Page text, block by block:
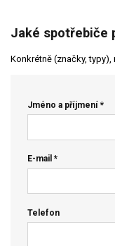
Jaké spotřebiče
Konkrétně (značky,
Jméno a příjmení *
E-mail *
Telefon